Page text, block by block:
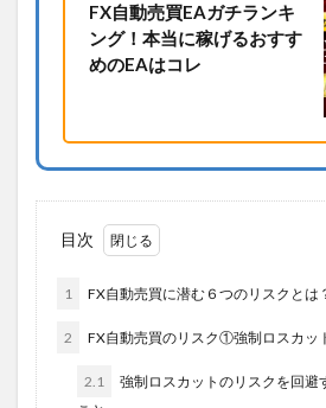
FX自動売買EAガチランキ
ング！本当に稼げるおすす
めのEAはコレ
目次
1 FX自動売買に潜む６つのリスクとは
2 FX自動売買のリスク①強制ロスカッ
2.1
強制ロスカットのリスクを回避